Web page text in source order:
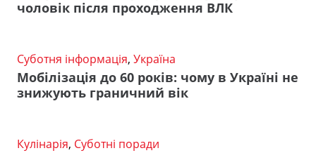
чоловік після проходження ВЛК
Суботня інформація, Україна
Мобілізація до 60 років: чому в Україні не
знижують граничний вік
Кулінарія, Суботні поради